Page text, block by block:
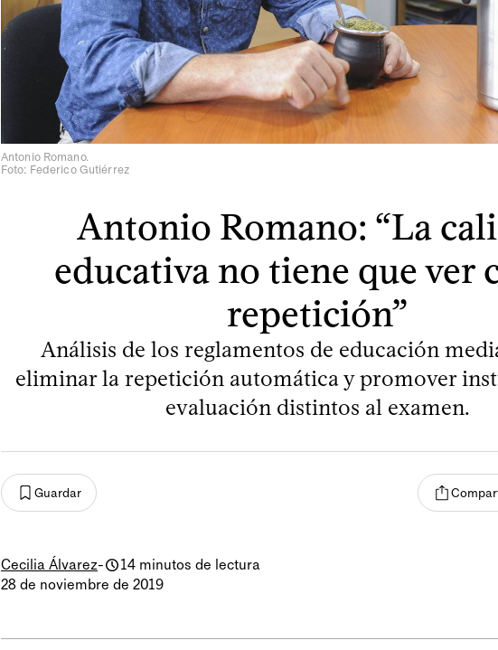
Antonio Romano.
Foto: Federico Gutiérrez
Antonio Romano: “La
educativa no tiene que ver
repetición”
Análisis de los reglamentos de educación
eliminar la repetición automática y promover
evaluación distintos al examen.
Guardar
Cecilia Álvarez-
14 minutos de lectura
28 de noviembre de 2019